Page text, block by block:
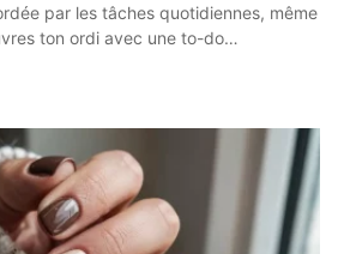
par les tâches quotidiennes, même
ton ordi avec une to-do…